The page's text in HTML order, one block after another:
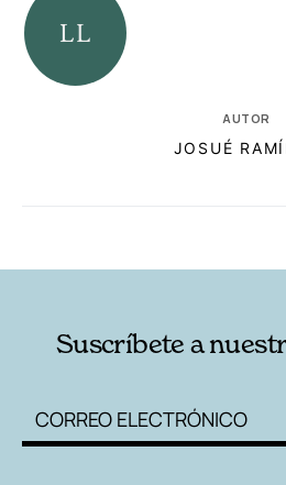
AUTOR
JOSUÉ
Suscríbete a